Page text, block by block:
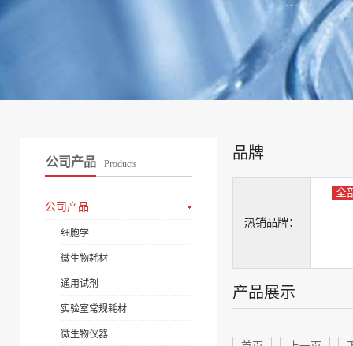
公司产品 Products
公司产品
细胞学
微生物耗材
通用试剂
实验室常规耗材
微生物仪器
品牌
热销品牌：
全
产品展示